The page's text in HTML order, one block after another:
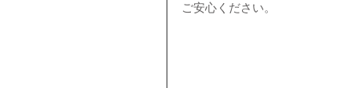
ご安心ください。